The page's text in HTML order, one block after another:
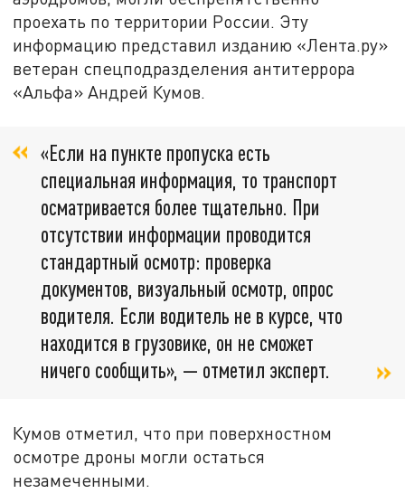
проехать по территории России. Эту
информацию представил изданию «Лента.ру»
ветеран спецподразделения антитеррора
«Альфа» Андрей Кумов.
«Если на пункте пропуска есть
специальная информация, то транспорт
осматривается более тщательно. При
отсутствии информации проводится
стандартный осмотр: проверка
документов, визуальный осмотр, опрос
водителя. Если водитель не в курсе, что
находится в грузовике, он не сможет
ничего сообщить», — отметил эксперт.
Кумов отметил, что при поверхностном
осмотре дроны могли остаться
незамеченными.